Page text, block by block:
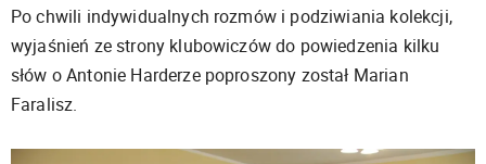
Po chwili indywidualnych rozmów i podziwiania kolekcji,
wyjaśnień ze strony klubowiczów do powiedzenia kilku
słów o Antonie Harderze poproszony został Marian
Faralisz.